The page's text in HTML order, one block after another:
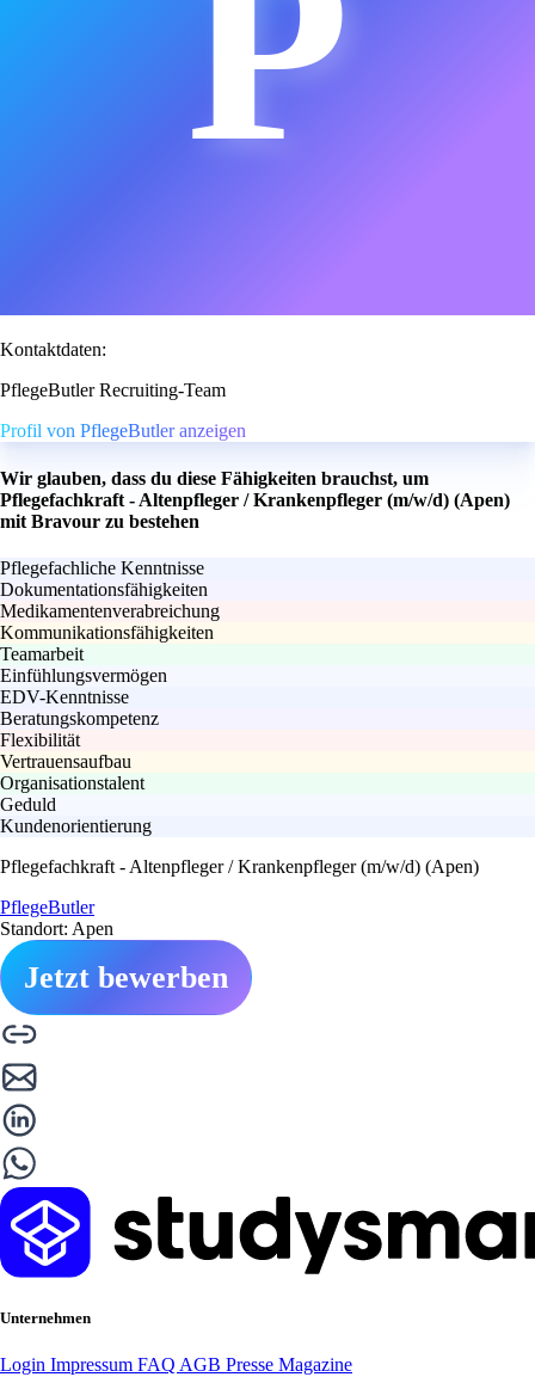
Kontaktdaten:
PflegeButler Recruiting-Team
Profil von PflegeButler anzeigen
Wir glauben, dass du diese Fähigkeiten brauchst, um
Pflegefachkraft - Altenpfleger / Krankenpfleger (m/w/d) (Apen)
mit Bravour zu bestehen
Pflegefachliche Kenntnisse
Dokumentationsfähigkeiten
Medikamentenverabreichung
Kommunikationsfähigkeiten
Teamarbeit
Einfühlungsvermögen
EDV-Kenntnisse
Beratungskompetenz
Flexibilität
Vertrauensaufbau
Organisationstalent
Geduld
Kundenorientierung
Pflegefachkraft - Altenpfleger / Krankenpfleger (m/w/d) (Apen)
PflegeButler
Standort: Apen
Jetzt bewerben
Unternehmen
Login Impressum FAQ AGB Presse Magazine